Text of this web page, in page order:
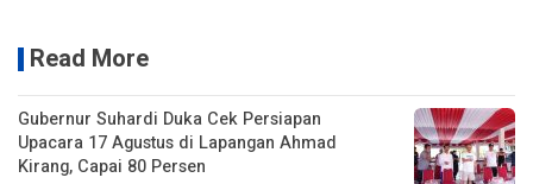
Read More
Gubernur Suhardi Duka Cek Persiapan
Upacara 17 Agustus di Lapangan Ahmad
Kirang, Capai 80 Persen